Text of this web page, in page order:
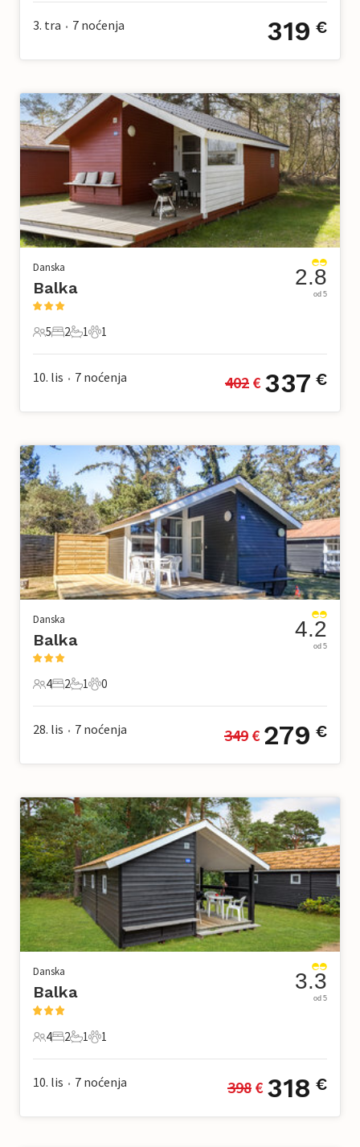
3. tra • 7 noćenja 319 €
Danska
Balka
5 Gosti
5
2 Spavaće sobe
2
1 Kupaonica
1
1 Kućni ljubimac
1
2.8
od 5
10. lis • 7 noćenja 402 € 337 €
Danska
Balka
4 Gosti
4
2 Spavaće sobe
2
1 Kupaonica
1
0 Kućni ljubimac
0
4.2
od 5
28. lis • 7 noćenja 349 € 279 €
Danska
Balka
4 Gosti
4
2 Spavaće sobe
2
1 Kupaonica
1
1 Kućni ljubimac
1
3.3
od 5
10. lis • 7 noćenja 398 € 318 €